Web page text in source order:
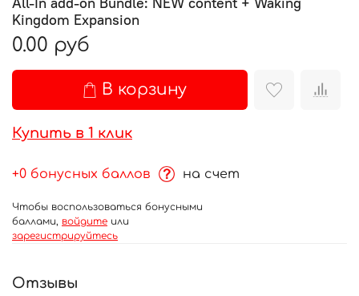
Kingdom Expansion
0.00 руб
В корзину
Купить в 1 клик
+0 бонусных баллов на счет
Чтобы воспользоваться бонусными
баллами, войдите или
зарегистрируйтесь
Отзывы